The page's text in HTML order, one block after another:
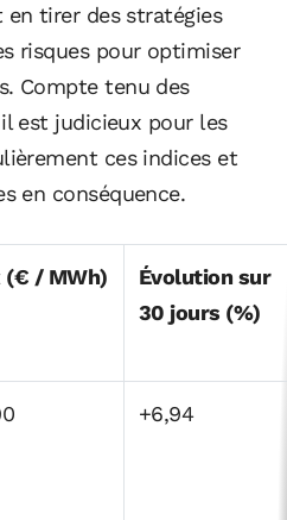
en tirer des stratégies
risques pour optimiser
Compte tenu des
est judicieux pour les
ces indices et
en conséquence.
(€ / MWh)
Évolution sur
30 jours (%)
+6,94